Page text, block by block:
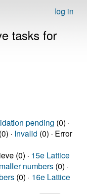
log in
tasks for
pending (0) ·
(0) · Invalid (0) · Error
(0) · 15e Lattice
numbers (0) ·
(0) · 16e Lattice